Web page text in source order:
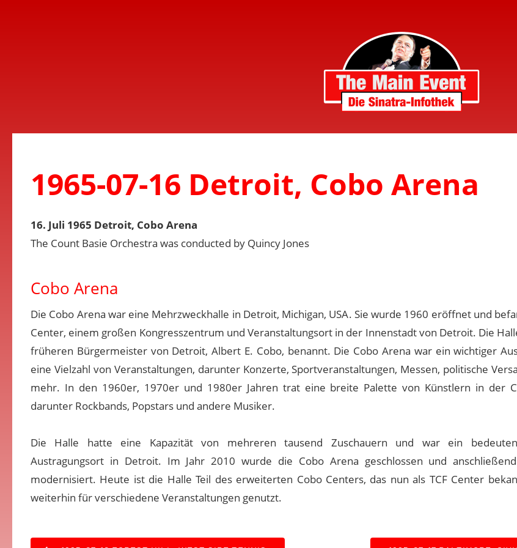
1965-07-16 Detroit, Cobo Arena
16. Juli 1965 Detroit, Cobo Arena
The Count Basie Orchestra was conducted by Quincy Jones
Cobo Arena
Die Cobo Arena war eine Mehrzweckhalle in Detroit, Michigan, USA. Sie wurde 1960 eröffnet und
Center, einem großen Kongresszentrum und Veranstaltungsort in der Innenstadt von Detroit. Die
früheren Bürgermeister von Detroit, Albert E. Cobo, benannt. Die Cobo Arena war ein wichtiger
eine Vielzahl von Veranstaltungen, darunter Konzerte, Sportveranstaltungen, Messen, politische
mehr. In den 1960er, 1970er und 1980er Jahren trat eine breite Palette von Künstlern in der
darunter Rockbands, Popstars und andere Musiker.
Die Halle hatte eine Kapazität von mehreren tausend Zuschauern und war ein
Austragungsort in Detroit. Im Jahr 2010 wurde die Cobo Arena geschlossen und
modernisiert. Heute ist die Halle Teil des erweiterten Cobo Centers, das nun als TCF Center
weiterhin für verschiedene Veranstaltungen genutzt.